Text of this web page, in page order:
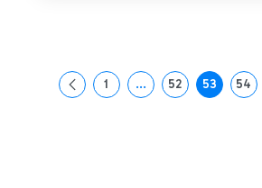
Pagina
1 ...Pagine intermedie
Pagina
52 Pagina
53 54